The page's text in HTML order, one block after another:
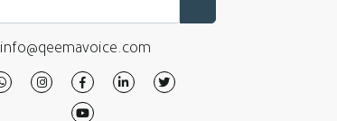
info@qeemavoice.com